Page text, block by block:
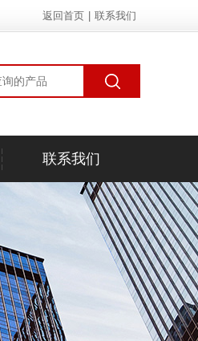
返回首页 联系我们
联系我们